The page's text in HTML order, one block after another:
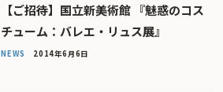
【ご招待】国立新美術館 『魅惑のコス
チューム：バレエ・リュス展』
NEWS 2014年6月6日